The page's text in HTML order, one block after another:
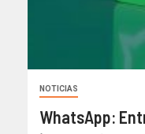
NOTICIAS
WhatsApp: